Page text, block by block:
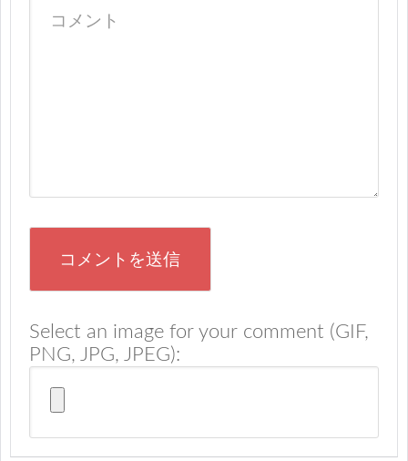
Select an image for your comment (GIF,
PNG, JPG, JPEG):